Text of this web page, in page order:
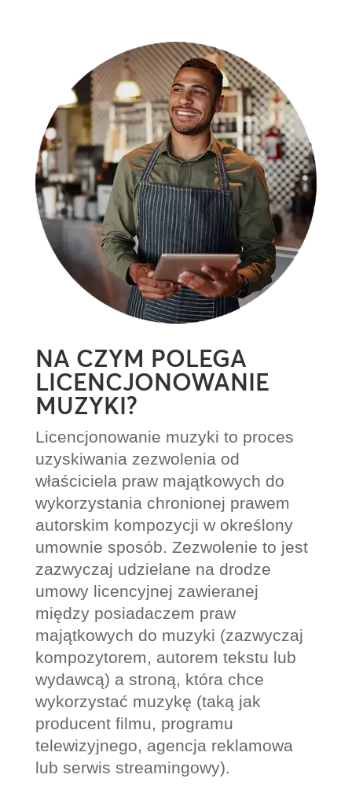
NA CZYM POLEGA
LICENCJONOWANIE
MUZYKI?
Licencjonowanie muzyki to proces
uzyskiwania zezwolenia od
właściciela praw majątkowych do
wykorzystania chronionej prawem
autorskim kompozycji w określony
umownie sposób. Zezwolenie to jest
zazwyczaj udzielane na drodze
umowy licencyjnej zawieranej
między posiadaczem praw
majątkowych do muzyki (zazwyczaj
kompozytorem, autorem tekstu lub
wydawcą) a stroną, która chce
wykorzystać muzykę (taką jak
producent filmu, programu
telewizyjnego, agencja reklamowa
lub serwis streamingowy).